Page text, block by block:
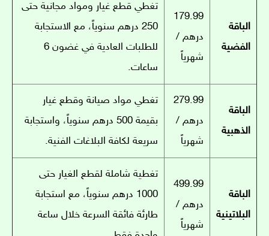
الباقة
الفضية
179.99
درهم /
شهرياً
تغطي قطع غيار ومواد مجانية حتى
250 درهم سنوياً، مع الاستجابة
للطلبات العادية في غضون 6
ساعات.
الباقة
الذهبية
279.99
درهم /
شهرياً
تغطي مواد صيانة وقطع غيار
بقيمة 500 درهم سنوياً، واستجابة
سريعة لكافة البلاغات الفنية.
الباقة
البلاتينية
499.99
درهم /
شهرياً
تغطية شاملة لقطع الغيار حتى
1000 درهم سنوياً، مع استجابة
طارئة فائقة السرعة خلال ساعة